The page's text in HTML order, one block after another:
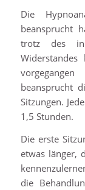
Die
beansprucht
trotz des in
beansprucht
Sitzungen.
1,5 Stunden.
Die erste
etwas länger,
die